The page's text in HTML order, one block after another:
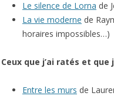
Le silence de Lorna de
La vie moderne de
horaires impossibles…)
Ceux que j’ai ratés et
Entre les murs de